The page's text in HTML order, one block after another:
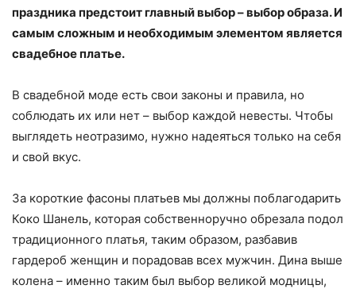
праздника предстоит главный выбор – выбор образа. И
самым сложным и необходимым элементом является
свадебное платье.
В свадебной моде есть свои законы и правила, но
соблюдать их или нет – выбор каждой невесты. Чтобы
выглядеть неотразимо, нужно надеяться только на себя
и свой вкус.
За короткие фасоны платьев мы должны поблагодарить
Коко Шанель, которая собственноручно обрезала подол
традиционного платья, таким образом, разбавив
гардероб женщин и порадовав всех мужчин. Дина выше
колена – именно таким был выбор великой модницы,